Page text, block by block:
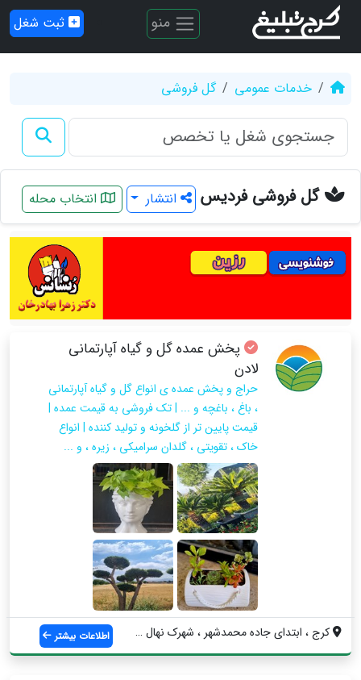
منو ثبت شغل
خدمات عمومی گل فروشی
گل فروشی فردیس انتشار انتخاب محله
پخش عمده گل و گیاه آپارتمانی
لادن
حراج و پخش عمده ی انواع گل و گیاه آپارتمانی
، باغ ، باغچه و ... | تک فروشی به قیمت عمده |
قیمت پایین تر از گلخونه و تولید کننده | انواع
خاک ، تقویتی ، گلدان سرامیکی ، زیره ، و ...
کرج ، ابتدای جاده محمدشهر ، شهرک نهال و ... اطلاعات بیشتر